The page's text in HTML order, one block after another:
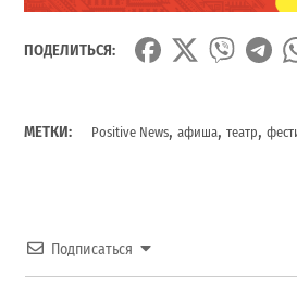
ПОДЕЛИТЬСЯ:
МЕТКИ: Positive News,афиша,театр,
Подписаться